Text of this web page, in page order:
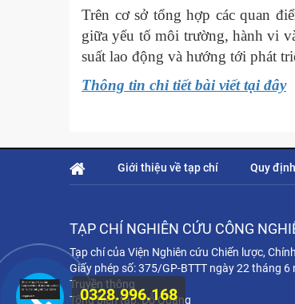
Trên cơ sở tổng hợp các quan
giữa yếu tố môi trường, hành vi
suất lao động và hướng tới phát
Thông tin chi tiết bài viết tại đây
Giới thiệu về tạp chí Quy
TẠP CHÍ NGHIÊN CỨU CÔNG
Tạp chí của Viện Nghiên cứu Chiến lược,
Giấy phép số: 375/GP-BTTT ngày 22 tháng
Truyền thông
Tổng biên tập: Đỗ Quang
0328.996.168